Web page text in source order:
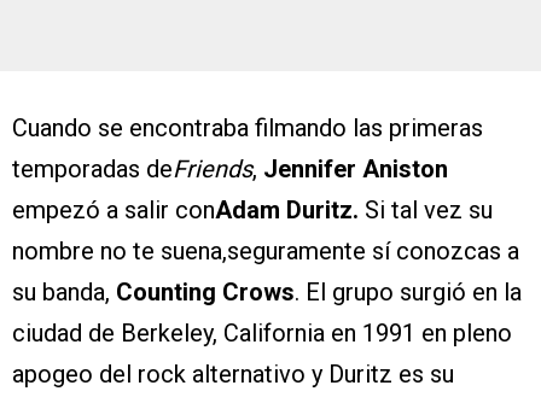
Cuando se encontraba filmando las primeras
temporadas deFriends, Jennifer Aniston
empezó a salir conAdam Duritz. Si tal vez su
nombre no te suena,seguramente sí conozcas a
su banda, Counting Crows. El grupo surgió en la
ciudad de Berkeley, California en 1991 en pleno
apogeo del rock alternativo y Duritz es su